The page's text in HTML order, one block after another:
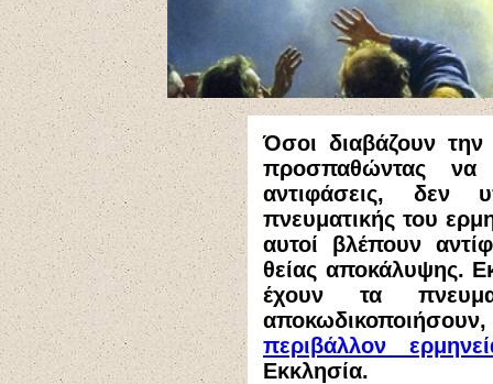
Όσοι διαβάζουν
προσπαθώντας να
αντιφάσεις, δεν
πνευματικής του
αυτοί βλέπουν
θείας αποκάλυψης.
έχουν τα
περιβάλλον
Εκκλησία.